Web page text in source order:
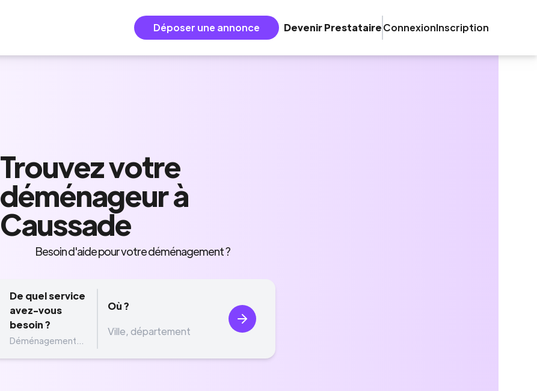
Déposer une annonce Devenir PrestataireConnexionInscription
Trouvezvotre
déménageurà
Caussade
Besoin d'aide pour votre déménagement ?
De quel service
avez-vous
besoin ?
Déménagement...
Où ?